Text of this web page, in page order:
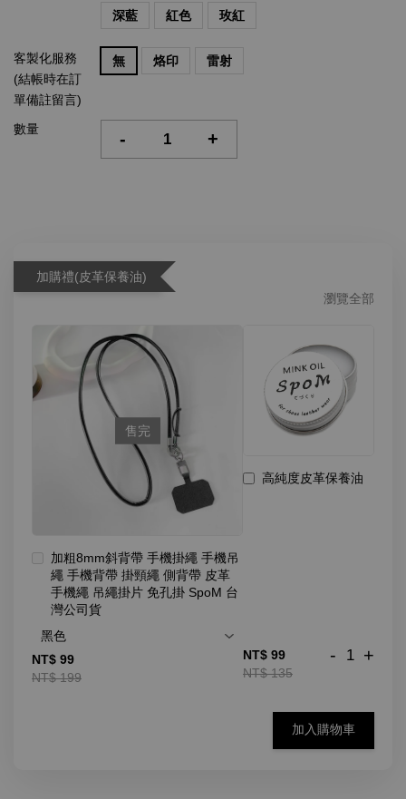
深藍 紅色 玫紅
客製化服務
(結帳時在訂
單備註留言)
無 烙印 雷射
數量 - +
加購禮(皮革保養油)
瀏覽全部
售完
加粗8mm斜背帶 手機掛繩 手機吊
繩 手機背帶 掛頸繩 側背帶 皮革
手機繩 吊繩掛片 免孔掛 SpoM 台
灣公司貨
NT$ 99
NT$ 199
高純度皮革保養油
NT$ 99
NT$ 135
- +
加入購物車